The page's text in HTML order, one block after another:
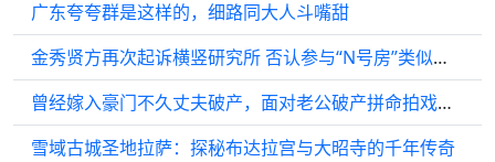
广东夸夸群是这样的，细路同大人斗嘴甜
金秀贤方再次起诉横竖研究所 否认参与“N号房”类似事件
曾经嫁入豪门不久丈夫破产，面对老公破产拼命拍戏不离不弃
雪域古城圣地拉萨：探秘布达拉宫与大昭寺的千年传奇